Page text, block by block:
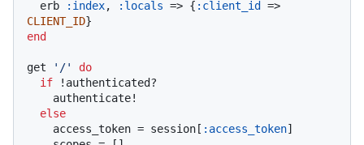
  erb
:index, :locals => { :client_id
CLIENT_ID
end
get '/'
do
if !authenticated?
else
    access_token = session[
:access_token]